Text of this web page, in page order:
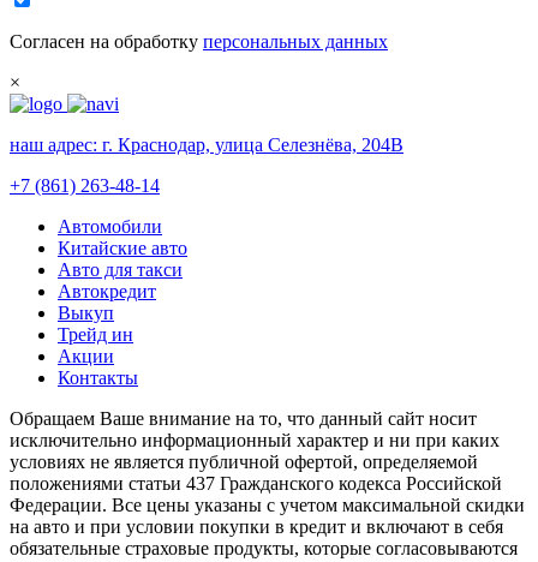
Согласен на обработку персональных данных
×
наш адрес: г. Краснодар, улица Селезнёва, 204В
+7 (861) 263-48-14
Автомобили
Китайские авто
Авто для такси
Автокредит
Выкуп
Трейд ин
Акции
Контакты
Обращаем Ваше внимание на то, что данный сайт носит
исключительно информационный характер и ни при каких
условиях не является публичной офертой, определяемой
положениями статьи 437 Гражданского кодекса Российской
Федерации. Все цены указаны с учетом максимальной скидки
на авто и при условии покупки в кредит и включают в себя
обязательные страховые продукты, которые согласовываются